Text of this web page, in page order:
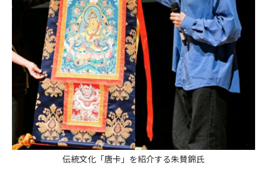
伝統文化「唐卡」を紹介する朱賛錦氏